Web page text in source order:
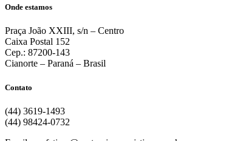
Onde estamos
Praça João XXIII, s/n – Centro
Caixa Postal 152
Cep.: 87200-143
Cianorte – Paraná – Brasil
Contato
(44) 3619-1493
(44) 98424-0732